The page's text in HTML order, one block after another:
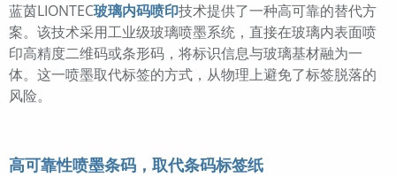
蓝茵LIONTEC玻璃内码喷印技术提供了一种高可靠的替代方
案。该技术采用工业级玻璃喷墨系统，直接在玻璃内表面喷
印高精度二维码或条形码，将标识信息与玻璃基材融为一
体。这一喷墨取代标签的方式，从物理上避免了标签脱落的
风险。
高可靠性喷墨条码，取代条码标签纸